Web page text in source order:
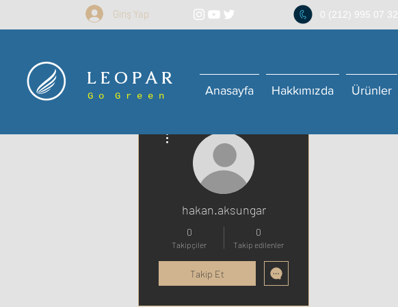
Giriş Yap 0 (212) 995 07 32
L E O P A R
G o G r e e n Anasayfa Hakkımızda Ürünler
hakan.aksungar
0
Takipçiler
0
Takip edilenler
Takip Et